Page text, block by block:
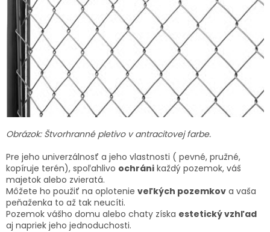
Obrázok: Štvorhranné pletivo v antracitovej farbe.
Pre jeho univerzálnosť a jeho vlastnosti ( pevné, pružné,
kopíruje terén), spoľahlivo ochráni každý pozemok, váš
majetok alebo zvieratá.
Môžete ho použiť na oplotenie veľkých pozemkov a vaša
peňaženka to až tak neucíti.
Pozemok vášho domu alebo chaty získa estetický vzhľad
aj napriek jeho jednoduchosti.